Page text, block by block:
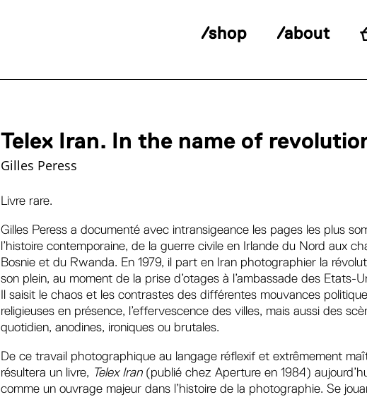
/shop /about
Telex Iran. In the name of
Gilles Peress
Livre rare.
Gilles Peress a documenté avec intransigeance les pages les plus
l’histoire contemporaine, de la guerre civile en Irlande du Nord aux
Bosnie et du Rwanda. En 1979, il part en Iran photographier la
son plein, au moment de la prise d’otages à l’ambassade des Etats-
Il saisit le chaos et les contrastes des différentes mouvances
religieuses en présence, l’effervescence des villes, mais aussi des
quotidien, anodines, ironiques ou brutales.
De ce travail photographique au langage réflexif et extrêmement
résultera un livre, Telex Iran(publié chez Aperture en 1984)
comme un ouvrage majeur dans l’histoire de la photographie. Se